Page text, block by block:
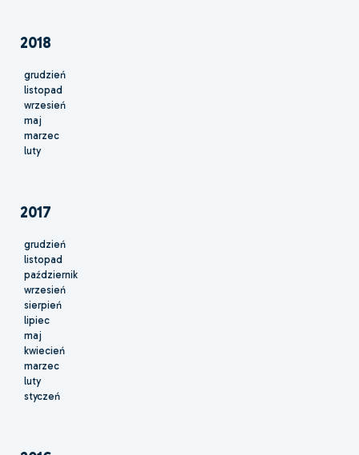
2018
grudzień
listopad
wrzesień
maj
marzec
luty
2017
grudzień
listopad
październik
wrzesień
sierpień
lipiec
maj
kwiecień
marzec
luty
styczeń